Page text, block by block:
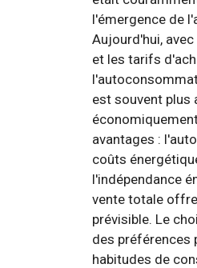
l'émergence de
Aujourd'hui,
et les tarifs
est souvent plus
avantages :
coûts
l'indépendance
vente totale
prévisible. Le
des préférences
habitudes de